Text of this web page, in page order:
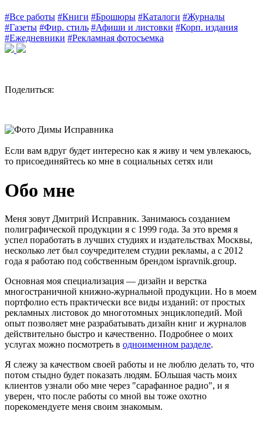
#Все работы #Книги #Брошюры #Каталоги #Журналы
#Газеты #Фир. стиль #Афиши и листовки #Корп. издания
#Ежедневники #Рекламная фотосъемка
Поделиться:
Если вам вдруг будет интересно как я живу и чем увлекаюсь,
то присоединяйтесь ко мне в социальных сетях или
Обо мне
Меня зовут Дмитрий Исправник. Занимаюсь созданием
полиграфической продукции я с 1999 года. За это время я
успел поработать в лучших студиях и издательствах Москвы,
несколько лет был соучредителем студии рекламы, а c 2012
года я работаю под собственным брендом ispravnik.group.
Основная моя специализация — дизайн и верстка
многостраничной книжно-журнальной продукции. Но в моем
портфолио есть практически все виды изданий: от простых
рекламных листовок до многотомных энциклопедий. Мой
опыт позволяет мне разрабатывать дизайн книг и журналов
действительно быстро и качественно. Подробнее о моих
услугах можно посмотреть в одноименном разделе.
Я слежу за качеством своей работы и не люблю делать то, что
потом стыдно будет показать людям. БОльшая часть моих
клиентов узнали обо мне через "сарафанное радио", и я
уверен, что после работы со мной вы тоже охотно
порекомендуете меня своим знакомым.